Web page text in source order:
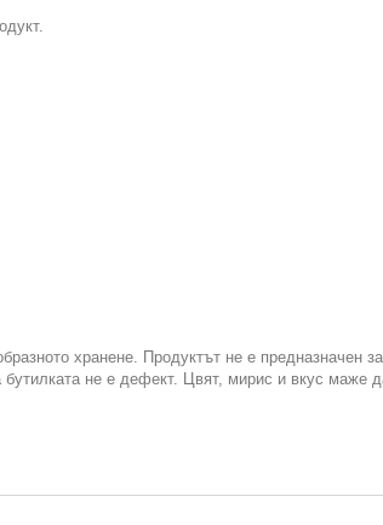
хранене. Продуктът не е предназначен
не е дефект. Цвят, мирис и вкус маже